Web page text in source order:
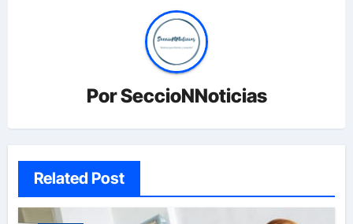
PorSeccioNNoticias
Related Post